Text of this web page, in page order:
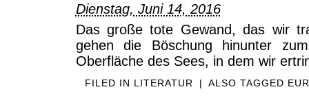
Dienstag, Juni 14, 2016
Das große tote Gewand, das wir
gehen die Böschung hinunter
Oberfläche des Sees, in dem wir
FILED IN LITERATUR | ALSO TAGGED